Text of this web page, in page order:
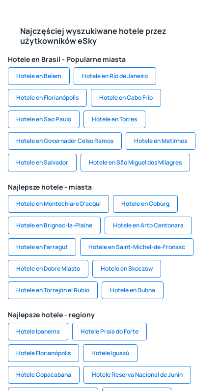
Najczęściej wyszukiwane hotele przez
użytkowników eSky
Hotele en Brasil - Popularne miasta
Hotele en Belem Hotele en Río de Janeiro
Hotele en Florianópolis Hotele en Cabo Frio
Hotele en Sao Paulo Hotele en Torres
Hotele en Governador Celso Ramos Hotele en Matinhos
Hotele en Salvador Hotele en Săo Miguel dos Milagres
Najlepsze hotele - miasta
Hotele en Montechiaro D'acqui Hotele en Coburg
Hotele en Brignac-la-Plaine Hotele en Arto Centonara
Hotele en Farragut Hotele en Saint-Michel-de-Fronsac
Hotele en Dobre Miasto Hotele en Skoczow
Hotele en Torrejón el Rubio Hotele en Dubna
Najlepsze hotele - regiony
Hotele Ipanema Hotele Praia do Forte
Hotele Florianópolis Hotele Iguazú
Hotele Copacabana Hotele Reserva Nacional de Junín